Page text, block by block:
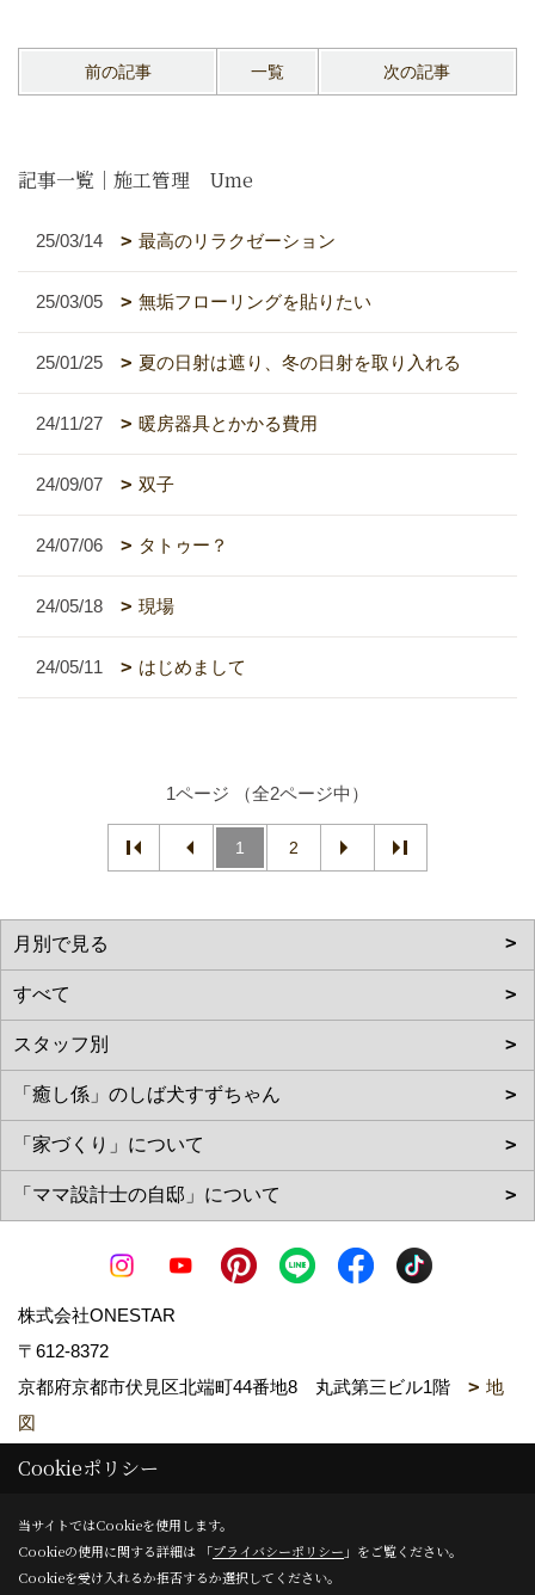
前の記事 一覧 次の記事
記事一覧｜施工管理 Ume
25/03/14 最高のリラクゼーション
25/03/05 無垢フローリングを貼りたい
25/01/25 夏の日射は遮り、冬の日射を取り入れる
24/11/27 暖房器具とかかる費用
24/09/07 双子
24/07/06 タトゥー？
24/05/18 現場
24/05/11 はじめまして
1ページ （全2ページ中）
1 2
株式会社ONESTAR
〒612-8372
京都府京都市伏見区北端町44番地8 丸武第三ビル1階
地
図
TEL：0120-066-035
＜営業時間＞09:00～18:00
＜定休日＞日曜日 祝日 お盆 年末年始等
Cookieポリシー
当サイトではCookieを使用します。
Cookieの使用に関する詳細は 「プライバシーポリシー 」をご覧ください。
Cookieを受け入れるか拒否するか選択してください。